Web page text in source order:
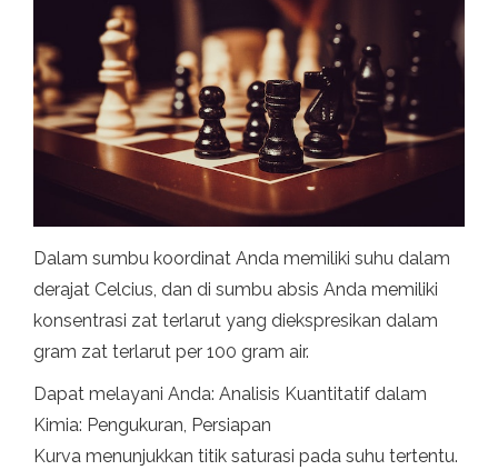
Dalam sumbu koordinat Anda memiliki suhu dalam
derajat Celcius, dan di sumbu absis Anda memiliki
konsentrasi zat terlarut yang diekspresikan dalam
gram zat terlarut per 100 gram air.
Dapat melayani Anda: Analisis Kuantitatif dalam
Kimia: Pengukuran, Persiapan
Kurva menunjukkan titik saturasi pada suhu tertentu.